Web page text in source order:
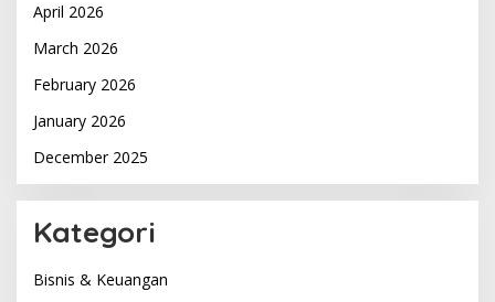
April 2026
March 2026
February 2026
January 2026
December 2025
Kategori
Bisnis & Keuangan